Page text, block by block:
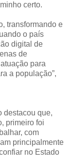
certo.
transformando e
o país
digital de
de
para
a população”,
destacou que,
primeiro foi
com
principalmente
no Estado